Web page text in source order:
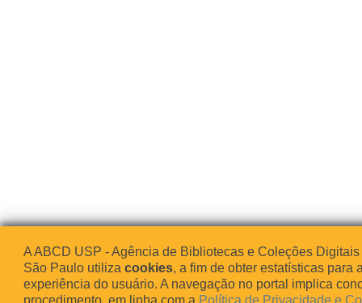
A ABCD USP - Agência de Bibliotecas e Coleções
São Paulo utiliza cookies, a fim de obter estatísticas para
experiência do usuário. A navegação no portal implica
procedimento, em linha com a Política de Privacidade e